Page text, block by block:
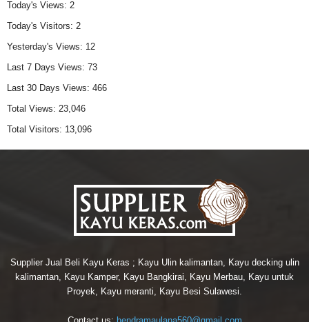
Today's Views: 2
Today's Visitors: 2
Yesterday's Views: 12
Last 7 Days Views: 73
Last 30 Days Views: 466
Total Views: 23,046
Total Visitors: 13,096
Supplier Jual Beli Kayu Keras ; Kayu Ulin kalimantan, Kayu decking ulin
kalimantan, Kayu Kamper, Kayu Bangkirai, Kayu Merbau, Kayu untuk
Proyek, Kayu meranti, Kayu Besi Sulawesi.